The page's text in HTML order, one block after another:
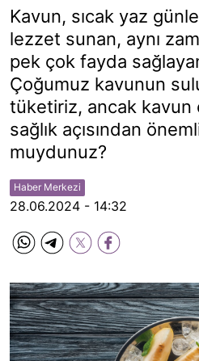
Kavun, sıcak yaz
lezzet sunan, aynı
pek çok fayda
Çoğumuz kavunun
tüketiriz, ancak
sağlık açısından
muydunuz?
Haber Merkezi
28.06.2024 - 14:32